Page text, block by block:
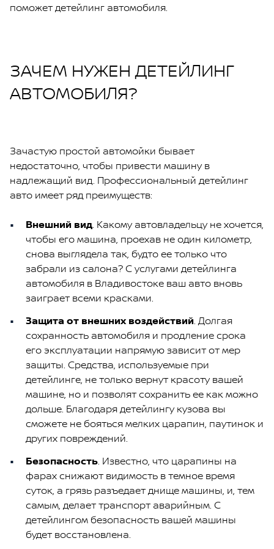
поможет детейлинг автомобиля.
ЗАЧЕМ НУЖЕН ДЕТЕЙЛИНГ
АВТОМОБИЛЯ?
Зачастую простой автомойки бывает
недостаточно, чтобы привести машину в
надлежащий вид. Профессиональный детейлинг
авто имеет ряд преимуществ:
Внешний вид. Какому автовладельцу не хочется,
чтобы его машина, проехав не один километр,
снова выглядела так, будто ее только что
забрали из салона? С услугами детейлинга
автомобиля в Владивостоке ваш авто вновь
заиграет всеми красками.
Защита от внешних воздействий. Долгая
сохранность автомобиля и продление срока
его эксплуатации напрямую зависит от мер
защиты. Средства, используемые при
детейлинге, не только вернут красоту вашей
машине, но и позволят сохранить ее как можно
дольше. Благодаря детейлингу кузова вы
сможете не бояться мелких царапин, паутинок и
других повреждений.
Безопасность. Известно, что царапины на
фарах снижают видимость в темное время
суток, а грязь разъедает днище машины, и, тем
самым, делает транспорт аварийным. С
детейлингом безопасность вашей машины
будет восстановлена.